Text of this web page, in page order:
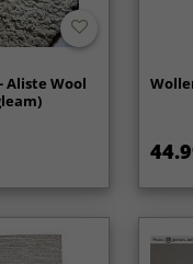
Aliste Wool